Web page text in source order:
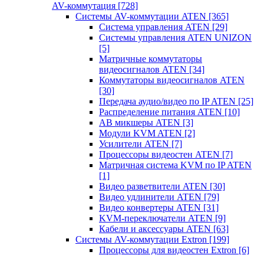
AV-коммутация [728]
Системы AV-коммутации ATEN [365]
Система управления ATEN [29]
Системы управления ATEN UNIZON
[5]
Матричные коммутаторы
видеосигналов ATEN [34]
Коммутаторы видеосигналов ATEN
[30]
Передача аудио/видео по IP ATEN [25]
Распределение питания ATEN [10]
АВ микшеры ATEN [3]
Модули KVM ATEN [2]
Усилители ATEN [7]
Процессоры видеостен ATEN [7]
Матричная система KVM по IP ATEN
[1]
Видео разветвители ATEN [30]
Видео удлинители ATEN [79]
Видео конвертеры ATEN [31]
KVM-переключатели ATEN [9]
Кабели и аксессуары ATEN [63]
Системы AV-коммутации Extron [199]
Процессоры для видеостен Extron [6]